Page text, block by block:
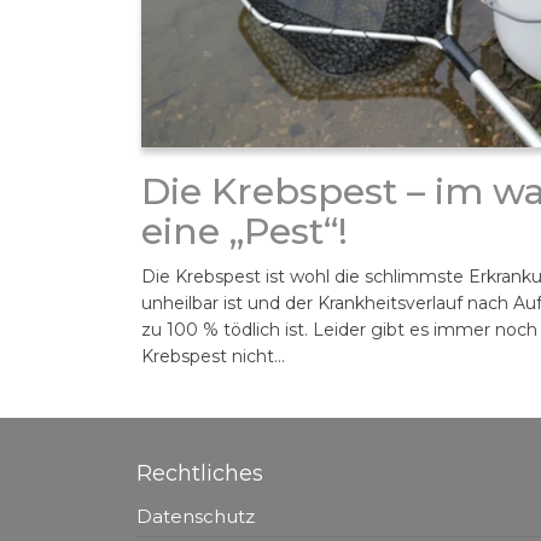
Die Krebspest – im
eine „Pest“!
Die Krebspest ist wohl die schlimmste
unheilbar ist und der Krankheitsverlauf nach
zu 100 % tödlich ist. Leider gibt es immer
Krebspest nicht…
Rechtliches
Datenschutz